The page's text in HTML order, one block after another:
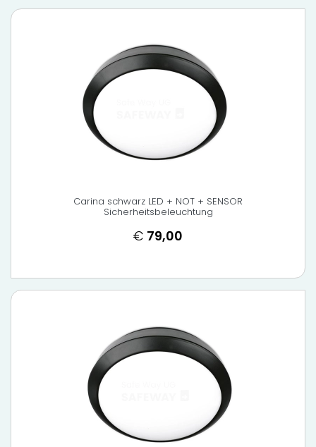
Carina schwarz LED + NOT + SENSOR
Sicherheitsbeleuchtung
€ 79,00